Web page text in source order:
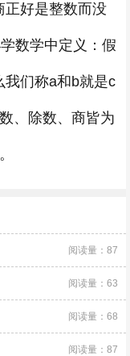
正好是整数而没
数学中定义：假
我们称a和b就是c
、除数、商皆为
阅读量：87
阅读量：63
阅读量：68
阅读量：87